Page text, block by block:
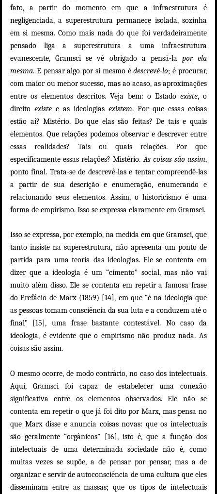
fato, a partir do momento em que a infraestrutura é
negligenciada, a superestrutura permanece isolada, sozinha
em si mesma. Como mais nada do que foi verdadeiramente
pensado liga a superestrutura a uma infraestrutura
evanescente, Gramsci se vê obrigado a pensá-la por ela
mesma. E pensar algo por si mesmo édescrevê-lo; é procurar,
com maior ou menor sucesso, mas ao acaso, as aproximações
entre os elementos descritos. Veja bem: o Estado existe, o
direito existe e as ideologias existem. Por que essas coisas
estão aí? Mistério. Do que elas são feitas? De tais e quais
elementos. Que relações podemos observar e descrever entre
essas realidades? Tais ou quais relações. Por que
especificamente essas relações? Mistério.As coisas são assim,
ponto final. Trata-se de descrevê-las e tentar compreendê-las
a partir de sua descrição e enumeração, enumerando e
relacionando seus elementos. Assim, o historicismo é uma
forma de empirismo. Isso se expressa claramente em Gramsci.
Isso se expressa, por exemplo, na medida em que Gramsci, que
tanto insiste na superestrutura, não apresenta um ponto de
partida para uma teoria das ideologias. Ele se contenta em
dizer que a ideologia é um “cimento” social, mas não vai
muito além disso. Ele se contenta em repetir a famosa frase
do Prefácio de Marx (1859) [14], em que “é na ideologia que
as pessoas tomam consciência da sua luta e a conduzem até o
final” [15], uma frase bastante contestável. No caso da
ideologia, é evidente que o empirismo não produz nada. As
coisas são assim.
O mesmo ocorre, de modo contrário, no caso dos intelectuais.
Aqui, Gramsci foi capaz de estabelecer uma conexão
significativa entre os elementos observados. Ele não se
contenta em repetir o que já foi dito por Marx, mas pensa no
que Marx disse e anuncia coisas novas: que os intelectuais
são geralmente “orgânicos” [16], isto é, que a função dos
intelectuais de uma determinada sociedade não é, como
muitas vezes se supõe, a de pensar por pensar, mas a de
organizar e servir de autoconsciência de uma cultura que eles
disseminam entre as massas; que os tipos de intelectuais